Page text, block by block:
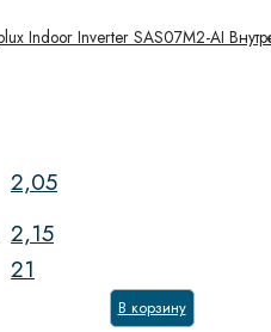
Indoor Inverter SAS07M2-AI
2,05
2,15
21
В корзину